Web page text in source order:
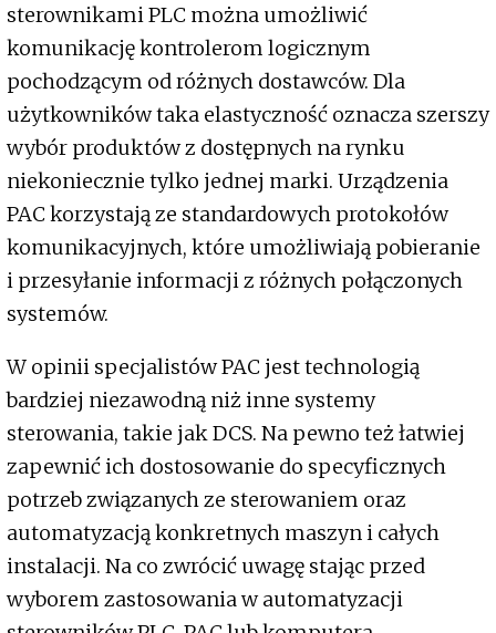
sterownikami PLC można umożliwić
komunikację kontrolerom logicznym
pochodzącym od różnych dostawców. Dla
użytkowników taka elastyczność oznacza szerszy
wybór produktów z dostępnych na rynku
niekoniecznie tylko jednej marki. Urządzenia
PAC korzystają ze standardowych protokołów
komunikacyjnych, które umożliwiają pobieranie
i przesyłanie informacji z różnych połączonych
systemów.
W opinii specjalistów PAC jest technologią
bardziej niezawodną niż inne systemy
sterowania, takie jak DCS. Na pewno też łatwiej
zapewnić ich dostosowanie do specyficznych
potrzeb związanych ze sterowaniem oraz
automatyzacją konkretnych maszyn i całych
instalacji. Na co zwrócić uwagę stając przed
wyborem zastosowania w automatyzacji